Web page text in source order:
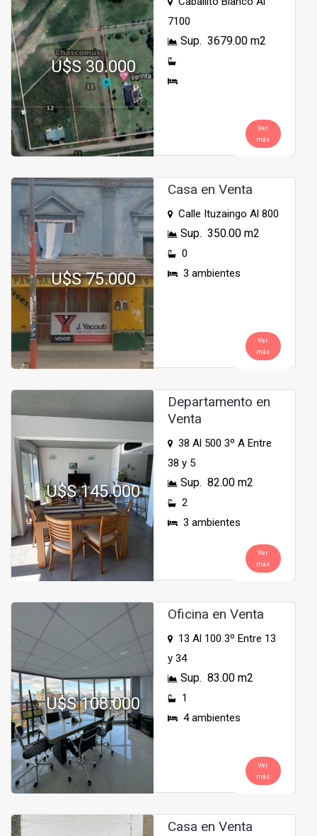
U$S 30.000
7100
Sup. 3679.00 m2
Ver
más
U$S 75.000
Casa en Venta
Calle Ituzaingo Al 800
Sup. 350.00 m2
0
3 ambientes
Ver
más
U$S 145.000
Departamento en
Venta
38 Al 500 3º A Entre
38 y 5
Sup. 82.00 m2
2
3 ambientes
Ver
más
U$S 108.000
Oficina en Venta
13 Al 100 3º Entre 13
y 34
Sup. 83.00 m2
1
4 ambientes
Ver
más
Casa en Venta